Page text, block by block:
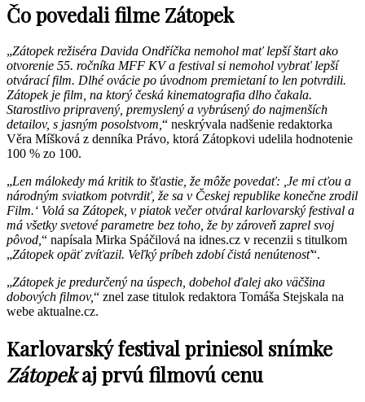
Čo povedali filme Zátopek
„Zátopek režiséra Davida Ondříčka nemohol mať lepší štart ako
otvorenie 55. ročníka MFF KV a festival si nemohol vybrať lepší
otvárací film. Dlhé ovácie po úvodnom premietaní to len potvrdili.
Zátopek je film, na ktorý česká kinematografia dlho čakala.
Starostlivo pripravený, premyslený a vybrúsený do najmenších
detailov, s jasným posolstvom, “ neskrývala nadšenie redaktorka
Věra Míšková z denníka Právo, ktorá Zátopkovi udelila hodnotenie
100 % zo 100.
„Len málokedy má kritik to šťastie, že môže povedať: ,Je mi cťou a
národným sviatkom potvrdiť, že sa v Českej republike konečne zrodil
Film.‘ Volá sa Zátopek, v piatok večer otváral karlovarský festival a
má všetky svetové parametre bez toho, že by zároveň zaprel svoj
pôvod, “ napísala Mirka Spáčilová na idnes.cz v recenzii s titulkom
„Zátopek opäť zvíťazil. Veľký príbeh zdobí čistá nenútenosť“.
„Zátopek je predurčený na úspech, dobehol ďalej ako väčšina
dobových filmov,“ znel zase titulok redaktora Tomáša Stejskala na
webe aktualne.cz.
Karlovarský festival priniesol snímke
Zátopekaj prvú filmovú cenu